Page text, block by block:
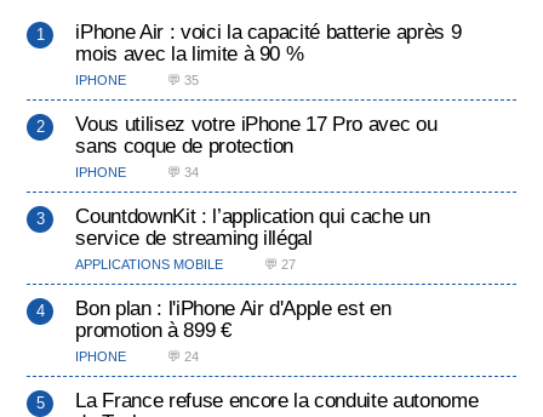
iPhone Air : voici la capacité batterie après 9
mois avec la limite à 90 %
IPHONE 💬 35
Vous utilisez votre iPhone 17 Pro avec ou
sans coque de protection
IPHONE 💬 34
CountdownKit : l’application qui cache un
service de streaming illégal
APPLICATIONS MOBILE 💬 27
Bon plan : l'iPhone Air d'Apple est en
promotion à 899 €
IPHONE 💬 24
La France refuse encore la conduite autonome